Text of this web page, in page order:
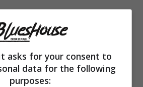
asks for your consent to
data for the following
purposes: